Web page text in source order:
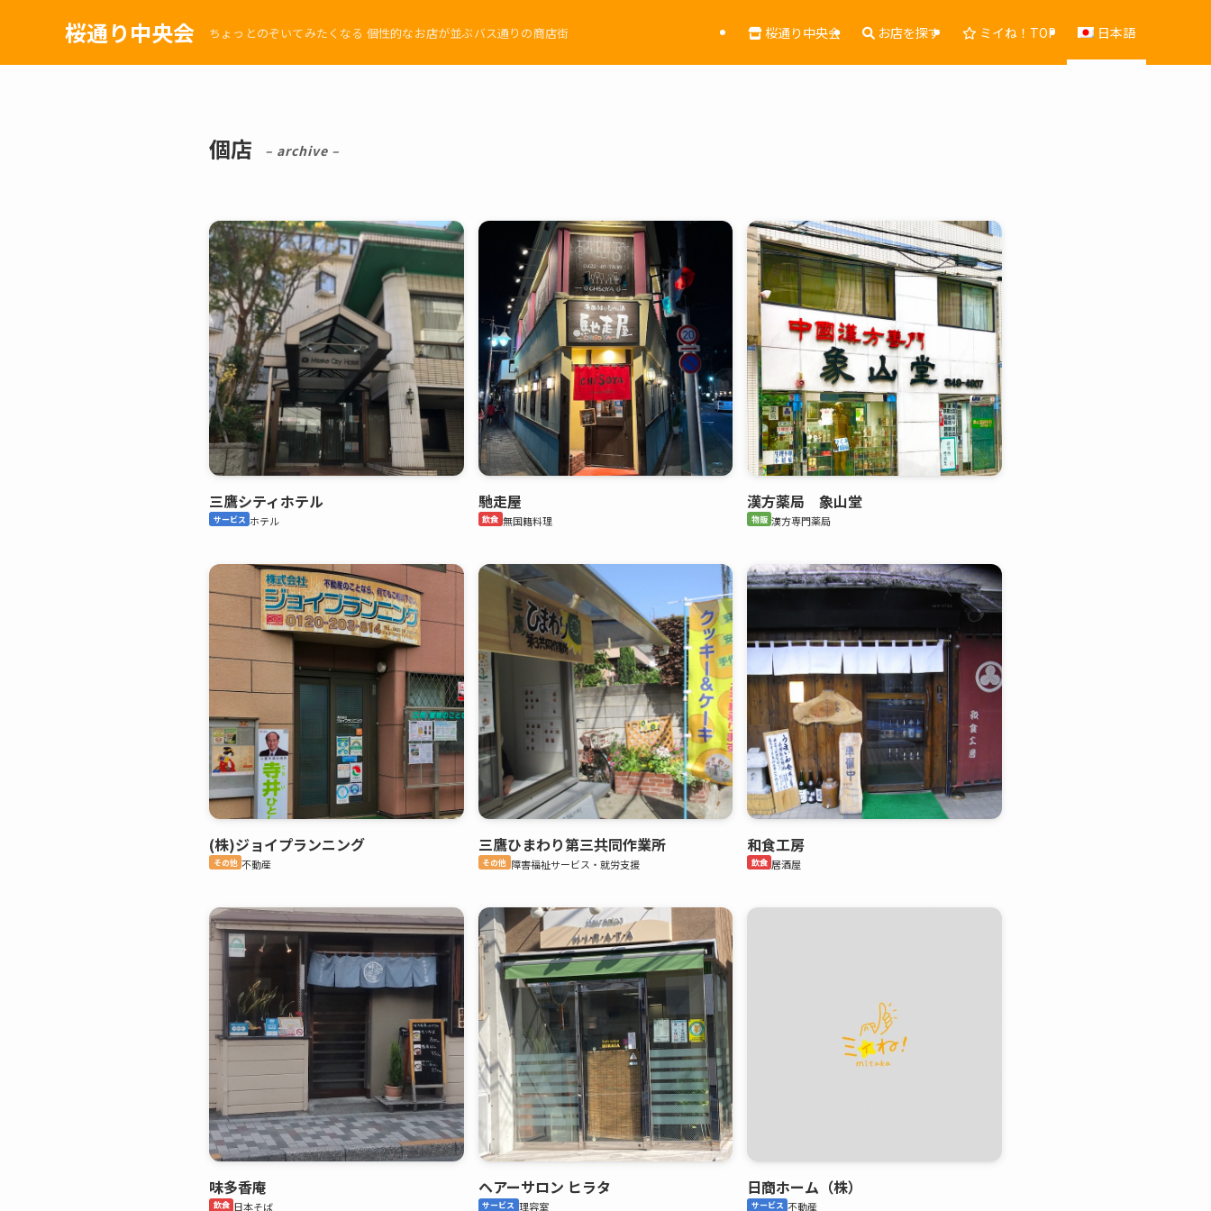
桜通り中央会 ちょっとのぞいてみたくなる 個性的なお店が並ぶバス通りの商店街 桜通り中央会 お店を探す ミイね！TOP 日本語
個店 – archive –
三鷹シティホテル
サービス ホテル
馳走屋
飲食 無国籍料理
漢方薬局 象山堂
物販 漢方専門薬局
(株)ジョイプランニング
その他 不動産
三鷹ひまわり第三共同作業所
その他 障害福祉サービス・就労支援
和食工房
飲食 居酒屋
味多香庵
飲食 日本そば
ヘアーサロン ヒラタ
サービス 理容室
日商ホーム（株）
サービス 不動産